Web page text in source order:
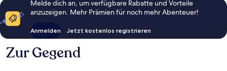
Melde dich an, um verfügbare Rabatte und Vorteile
anzuzeigen. Mehr Prämien für noch mehr Abenteuer!
Anmelden Jetzt kostenlos registrieren
Zur Gegend